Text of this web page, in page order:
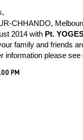
CHHANDO,
2014 with Pt.
family and friends
information please see
PM